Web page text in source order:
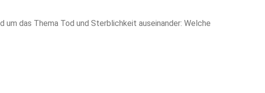
das Thema Tod und Sterblichkeit auseinander: Welche